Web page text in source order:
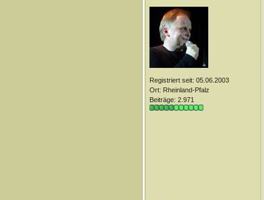
Registriert seit: 05.06.2003
Ort: Rheinland-Pfalz
Beiträge: 2.971